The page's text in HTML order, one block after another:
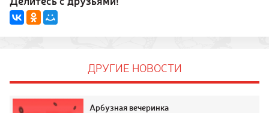
ДРУГИЕ НОВОСТИ
Арбузная вечеринка